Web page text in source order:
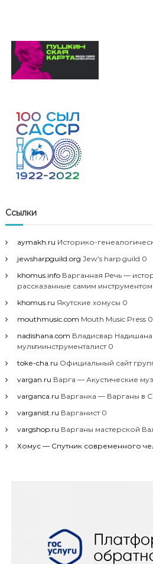
Ссылки
aymakh.ru Историко-
jewsharpguild.org Jew’s harp guild 0
khomus.infoВарганная Речь —
рассказанные самим
khomus.ru Якутские хомусы 0
mouthmusic.com Mouth Music Press 0
nadishana.com Владисвар
мультиинструменталист 0
toke-cha.ru Официальный сайт
vargan.ru Варга — Акустические
varganca.ru Варганка — Варганы в
varganist.ru Варганист 0
vargshop.ru Варганы мастерской
Хомус — Спутник современного